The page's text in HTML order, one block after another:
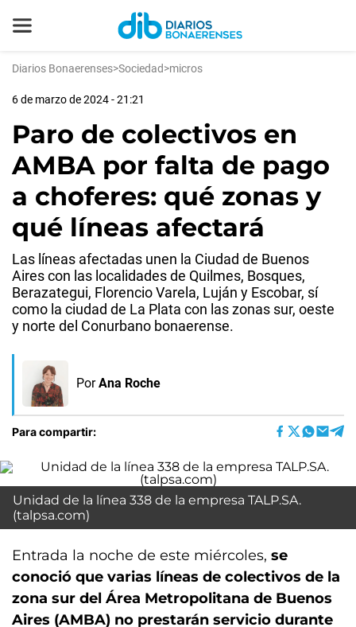
Diarios Bonaerenses>Sociedad>micros
6 de marzo de 2024 - 21:21
Paro de colectivos en
AMBA por falta de pago
a choferes: qué zonas y
qué líneas afectará
Las líneas afectadas unen la Ciudad de Buenos
Aires con las localidades de Quilmes, Bosques,
Berazategui, Florencio Varela, Luján y Escobar, sí
como la ciudad de La Plata con las zonas sur, oeste
y norte del Conurbano bonaerense.
Por Ana Roche
Para compartir:
Unidad de la línea 338 de la empresa TALP.SA.
(talpsa.com)
Entrada la noche de este miércoles, se
conoció que varias líneas de colectivos de la
zona sur del Área Metropolitana de Buenos
Aires (AMBA) no prestarán servicio durante